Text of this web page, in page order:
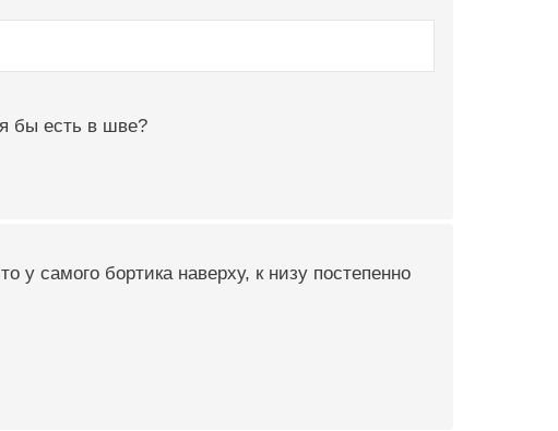
бы есть в шве?
у самого бортика наверху, к низу постепенно